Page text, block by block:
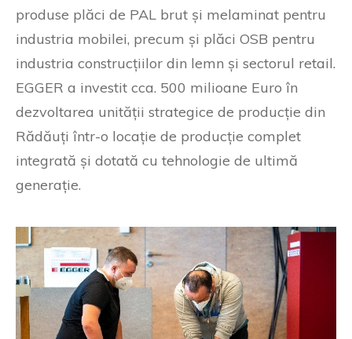
produse plăci de PAL brut și melaminat pentru
industria mobilei, precum și plăci OSB pentru
industria construcțiilor din lemn și sectorul retail.
EGGER a investit cca. 500 milioane Euro în
dezvoltarea unității strategice de producție din
Rădăuți într-o locație de producție complet
integrată și dotată cu tehnologie de ultimă
generație.